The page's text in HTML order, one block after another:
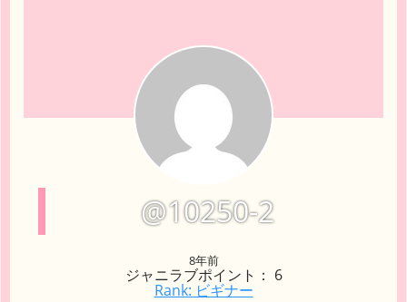
@10250-2
8年前
ジャニラブポイント： 6
Rank: ビギナー